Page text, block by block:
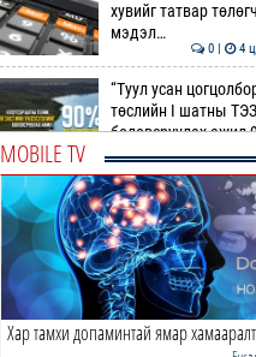
хувийг татвар
мэдэл…
0 | 4
“Туул усан
төслийн I шатны
боловсруулах ажил
Нийслэлийн
Төлөөлөгчдийн
Ээлжит VIII
эхэллээ
0 | 4
ТОО | Гадаад
MOBILE TV
Хар тамхи допаминтай ямар